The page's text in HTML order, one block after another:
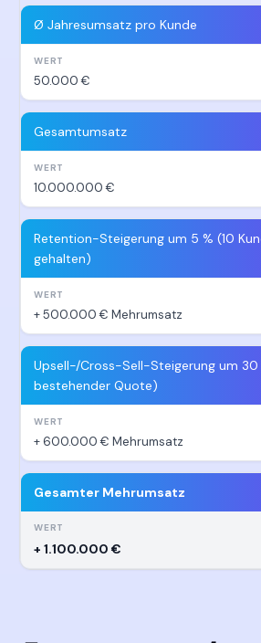
Ø Jahresumsatz pro Kunde
50.000 €
Gesamtumsatz
10.000.000 €
Retention-Steigerung um 5 % (10
gehalten)
+ 500.000 € Mehrumsatz
Upsell-/Cross-Sell-Steigerung um 30
bestehender Quote)
+ 600.000 € Mehrumsatz
Gesamter Mehrumsatz
+ 1.100.000 €